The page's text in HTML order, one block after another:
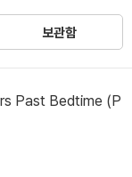
보관함
Past Bedtime (P